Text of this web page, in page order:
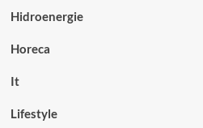
Hidroenergie
Horeca
It
Lifestyle